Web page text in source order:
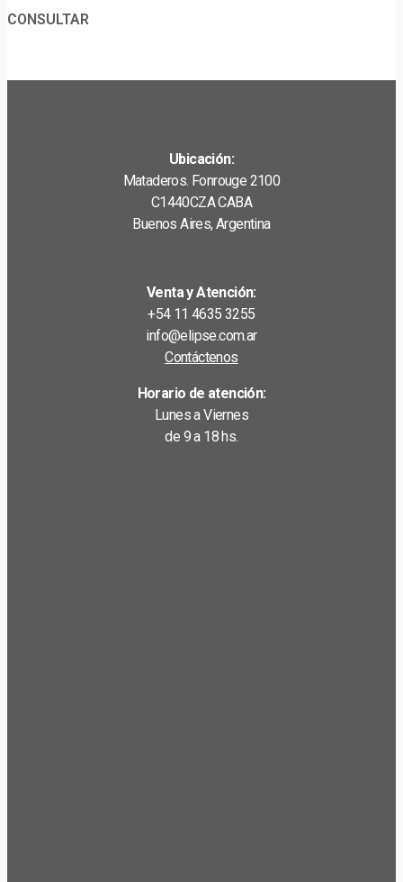
CONSULTAR
Ubicación:
Mataderos. Fonrouge 2100
C1440CZA CABA
Buenos Aires, Argentina
Venta y Atención:
+54 11 4635 3255
info@elipse.com.ar
Contáctenos
Horario de atención:
Lunes a Viernes
de 9 a 18 hs.